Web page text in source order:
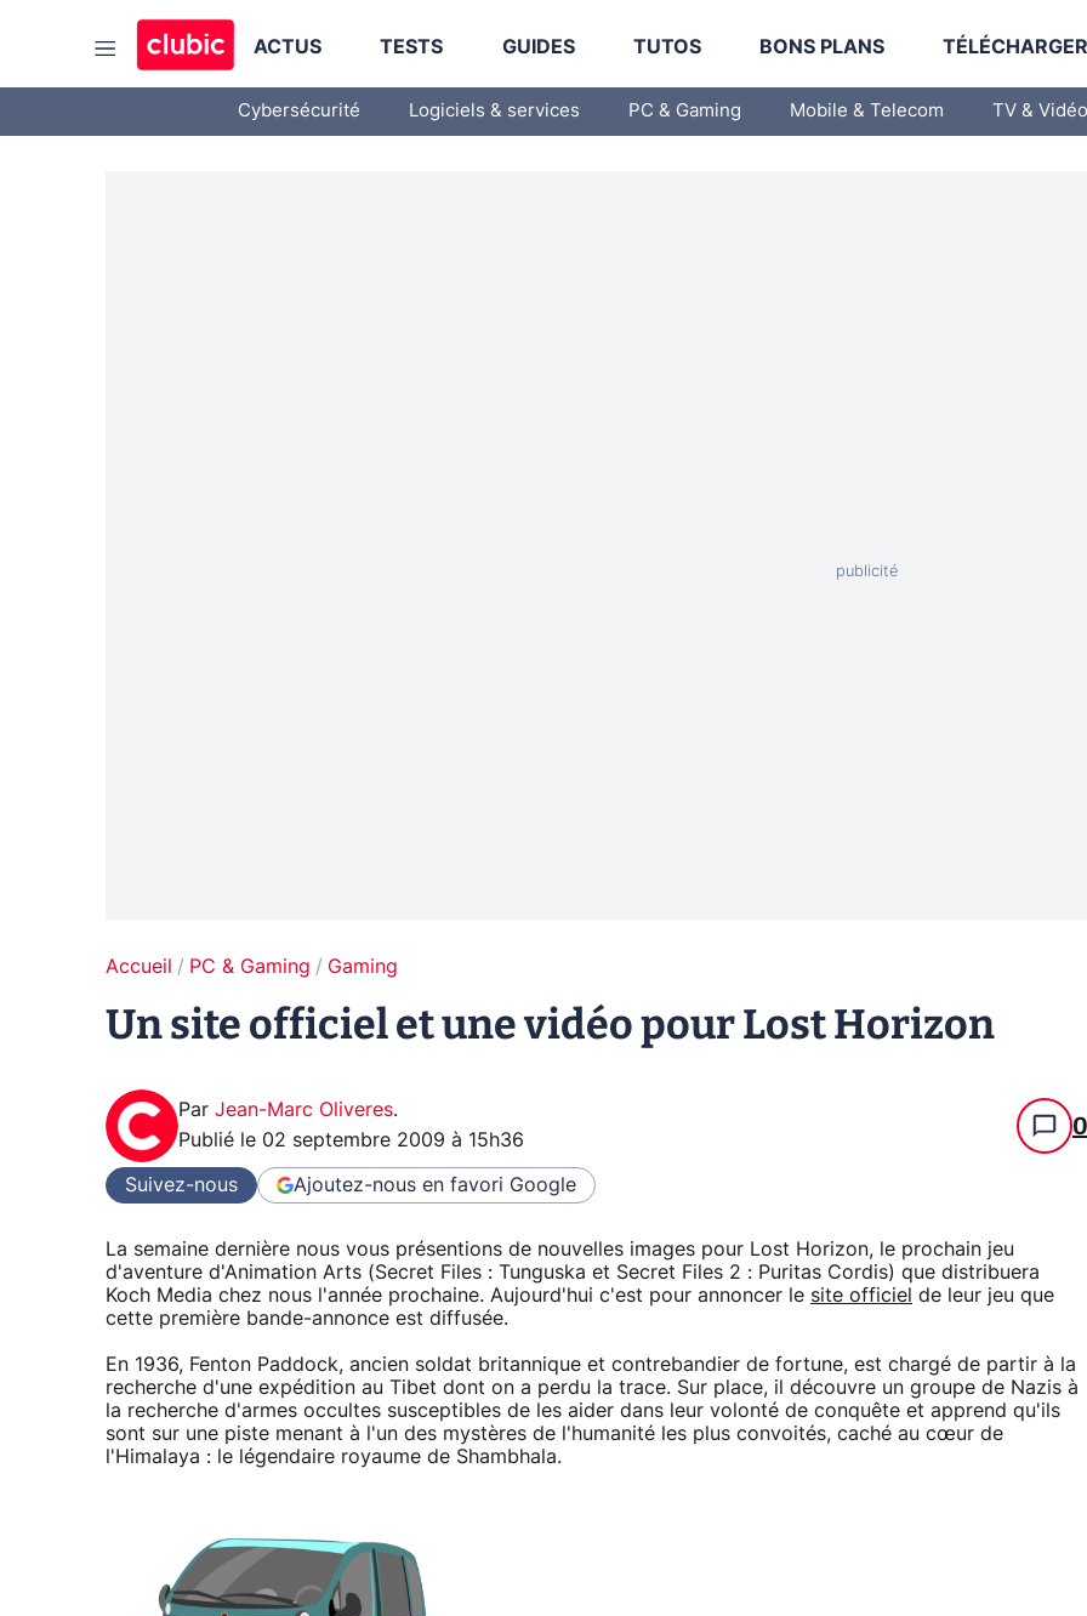
ACTUS TESTS GUIDES TUTOS BONS PLANS
Cybersécurité Logiciels & services PC & Gaming Mobile & Telecom TV & Vidéo
Accueil PC & Gaming Gaming
Un site officiel et une vidéo pour Lost Horizon
Par Jean-Marc Oliveres.
Publié le 02 septembre 2009 à 15h36 0
Suivez-nous Ajoutez-nous en favori Google
La semaine dernière nous vous présentions de nouvelles images pour Lost Horizon, le prochain jeu
d'aventure d'Animation Arts (Secret Files : Tunguska et Secret Files 2 : Puritas Cordis) que distribuera
Koch Media chez nous l'année prochaine. Aujourd'hui c'est pour annoncer le site officiel de leur jeu que
cette première bande-annonce est diffusée.
En 1936, Fenton Paddock, ancien soldat britannique et contrebandier de fortune, est chargé de partir à la
recherche d'une expédition au Tibet dont on a perdu la trace. Sur place, il découvre un groupe de Nazis à
la recherche d'armes occultes susceptibles de les aider dans leur volonté de conquête et apprend qu'ils
sont sur une piste menant à l'un des mystères de l'humanité les plus convoités, caché au cœur de
l'Himalaya : le légendaire royaume de Shambhala.